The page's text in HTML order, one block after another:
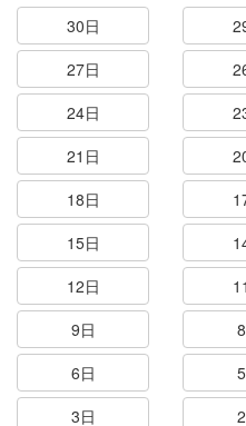
30日
27日
24日
21日
18日
15日
12日
9日
6日
3日